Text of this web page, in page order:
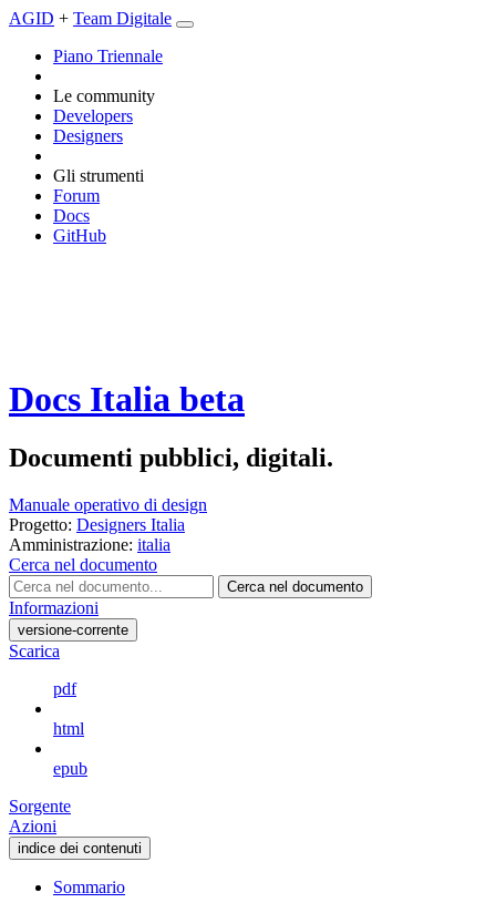
AGID + Team Digitale
Piano Triennale
Le community
Developers
Designers
Gli strumenti
Forum
Docs
GitHub
Docs Italia beta
Documenti pubblici, digitali.
Manuale operativo di design
Progetto: Designers Italia
Amministrazione: italia
Cerca nel documento
Cerca nel documento
Informazioni
versione-corrente
Scarica
pdf
html
epub
Sorgente
Azioni
indice dei contenuti
Sommario